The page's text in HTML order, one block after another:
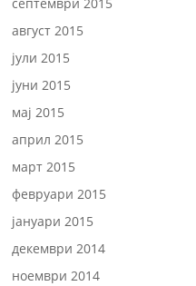
август 2015
јули 2015
јуни 2015
мај 2015
април 2015
март 2015
февруари 2015
јануари 2015
декември 2014
ноември 2014